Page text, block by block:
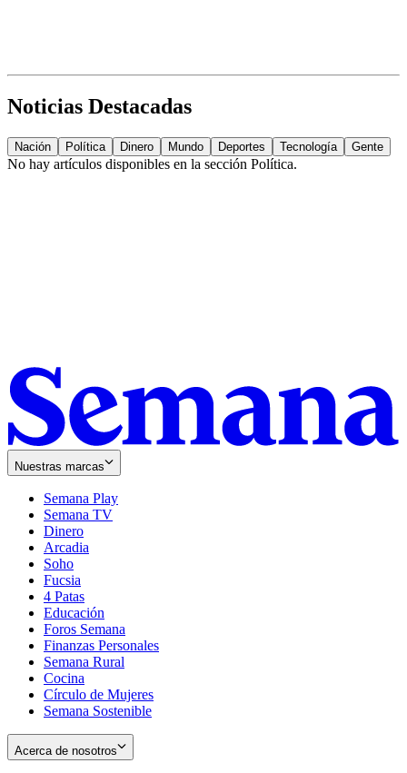
Noticias Destacadas
Nación Política Dinero Mundo Deportes Tecnología Gente
No hay artículos disponibles en la sección Política.
Nuestras marcas
Semana Play
Semana TV
Dinero
Arcadia
Soho
in
new
window
Fucsia
in
new
window
4 Patas
Educación
Foros Semana
Finanzas Personales
Semana Rural
Cocina
Círculo de Mujeres
Semana Sostenible
Acerca de nosotros